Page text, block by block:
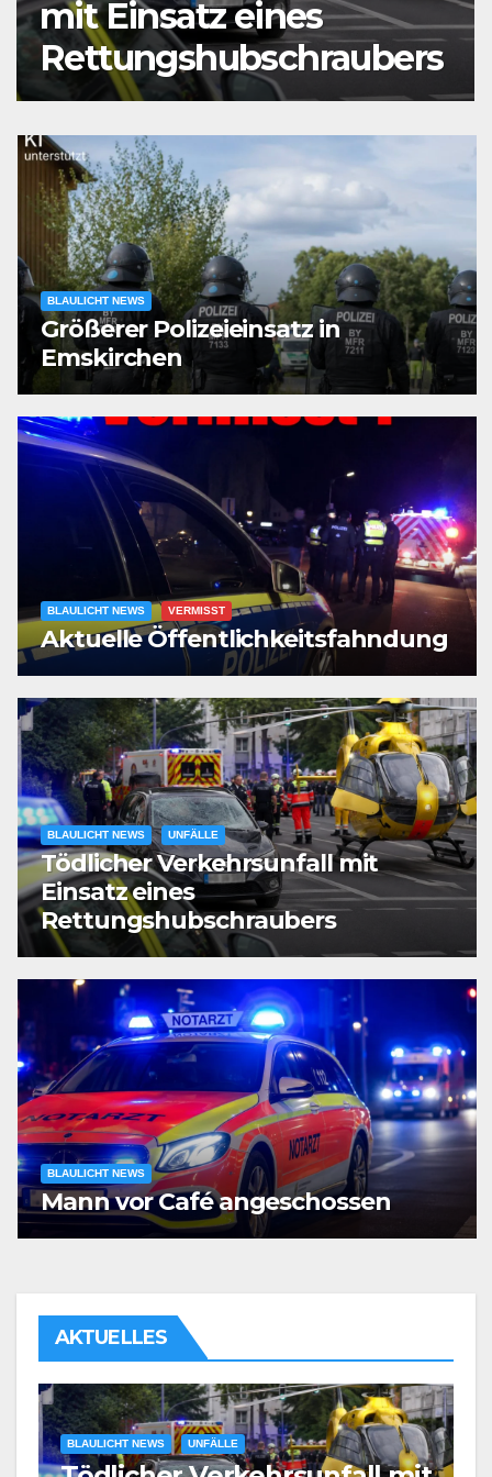
mit Einsatz eines
Rettungshubschraubers
BLAULICHT NEWS
Größerer Polizeieinsatz in
Emskirchen
BLAULICHT NEWS VERMISST
Aktuelle Öffentlichkeitsfahndung
BLAULICHT NEWS UNFÄLLE
Tödlicher Verkehrsunfall mit
Einsatz eines
Rettungshubschraubers
BLAULICHT NEWS
Mann vor Café angeschossen
AKTUELLES
BLAULICHT NEWS UNFÄLLE